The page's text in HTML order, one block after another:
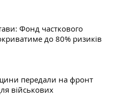
Фонд часткового
до 80% ризиків
передали на фронт
військових